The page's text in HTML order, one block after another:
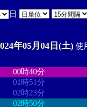
日
年05月04日(土) 使
00時40分
01時51分
02時23分
02時50分